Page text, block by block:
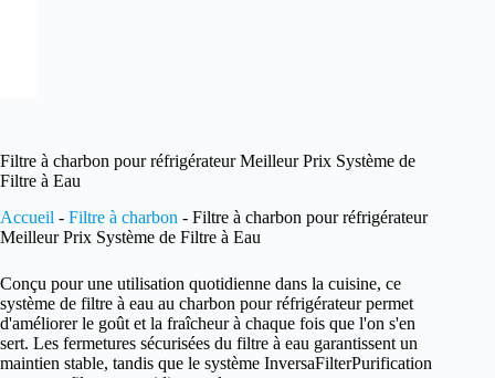
Filtre à charbon pour réfrigérateur Meilleur Prix Système de
Filtre à Eau
Accueil - Filtre à charbon - Filtre à charbon pour réfrigérateur
Meilleur Prix Système de Filtre à Eau
Conçu pour une utilisation quotidienne dans la cuisine, ce
système de filtre à eau au charbon pour réfrigérateur permet
d'améliorer le goût et la fraîcheur à chaque fois que l'on s'en
sert. Les fermetures sécurisées du filtre à eau garantissent un
maintien stable, tandis que le système InversaFilterPurification